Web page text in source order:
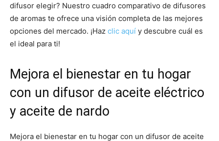
difusor elegir? Nuestro cuadro comparativo de difusores
de aromas te ofrece una visión completa de las mejores
opciones del mercado. ¡Haz clic aquí y descubre cuál es
el ideal para ti!
Mejora el bienestar en tu hogar
con un difusor de aceite eléctrico
y aceite de nardo
Mejora el bienestar en tu hogar con un difusor de aceite